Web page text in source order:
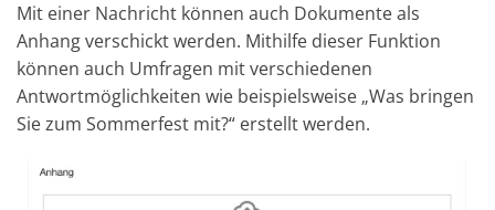
Mit einer Nachricht können auch Dokumente als
Anhang verschickt werden. Mithilfe dieser Funktion
können auch Umfragen mit verschiedenen
Antwortmöglichkeiten wie beispielsweise „Was bringen
Sie zum Sommerfest mit?“ erstellt werden.